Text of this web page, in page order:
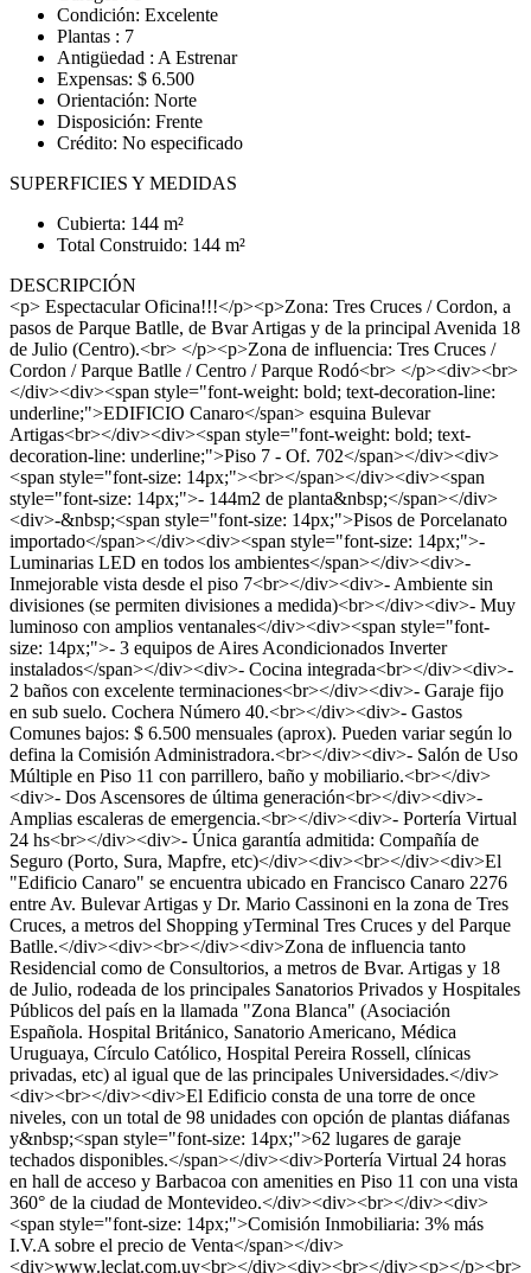
Condición: Excelente
Plantas : 7
Antigüedad : A Estrenar
Expensas: $ 6.500
Orientación: Norte
Disposición: Frente
Crédito: No especificado
SUPERFICIES Y MEDIDAS
Cubierta: 144 m²
Total Construido: 144 m²
DESCRIPCIÓN
<p> Espectacular Oficina!!!</p><p>Zona: Tres Cruces / Cordon, a
pasos de Parque Batlle, de Bvar Artigas y de la principal Avenida 18
de Julio (Centro).<br> </p><p>Zona de influencia: Tres Cruces /
Cordon / Parque Batlle / Centro / Parque Rodó<br> </p><div><br>
</div><div><span style="font-weight: bold; text-decoration-line:
underline;">EDIFICIO Canaro</span> esquina Bulevar
Artigas<br></div><div><span style="font-weight: bold; text-
decoration-line: underline;">Piso 7 - Of. 702</span></div><div>
<span style="font-size: 14px;"><br></span></div><div><span
style="font-size: 14px;">- 144m2 de planta&nbsp;</span></div>
<div>-&nbsp;<span style="font-size: 14px;">Pisos de Porcelanato
importado</span></div><div><span style="font-size: 14px;">-
Luminarias LED en todos los ambientes</span></div><div>-
Inmejorable vista desde el piso 7<br></div><div>- Ambiente sin
divisiones (se permiten divisiones a medida)<br></div><div>- Muy
luminoso con amplios ventanales</div><div><span style="font-
size: 14px;">- 3 equipos de Aires Acondicionados Inverter
instalados</span></div><div>- Cocina integrada<br></div><div>-
2 baños con excelente terminaciones<br></div><div>- Garaje fijo
en sub suelo. Cochera Número 40.<br></div><div>- Gastos
Comunes bajos: $ 6.500 mensuales (aprox). Pueden variar según lo
defina la Comisión Administradora.<br></div><div>- Salón de Uso
Múltiple en Piso 11 con parrillero, baño y mobiliario.<br></div>
<div>- Dos Ascensores de última generación<br></div><div>-
Amplias escaleras de emergencia.<br></div><div>- Portería Virtual
24 hs<br></div><div>- Única garantía admitida: Compañía de
Seguro (Porto, Sura, Mapfre, etc)</div><div><br></div><div>El
"Edificio Canaro" se encuentra ubicado en Francisco Canaro 2276
entre Av. Bulevar Artigas y Dr. Mario Cassinoni en la zona de Tres
Cruces, a metros del Shopping yTerminal Tres Cruces y del Parque
Batlle.</div><div><br></div><div>Zona de influencia tanto
Residencial como de Consultorios, a metros de Bvar. Artigas y 18
de Julio, rodeada de los principales Sanatorios Privados y Hospitales
Públicos del país en la llamada "Zona Blanca" (Asociación
Española. Hospital Británico, Sanatorio Americano, Médica
Uruguaya, Círculo Católico, Hospital Pereira Rossell, clínicas
privadas, etc) al igual que de las principales Universidades.</div>
<div><br></div><div>El Edificio consta de una torre de once
niveles, con un total de 98 unidades con opción de plantas diáfanas
y&nbsp;<span style="font-size: 14px;">62 lugares de garaje
techados disponibles.</span></div><div>Portería Virtual 24 horas
en hall de acceso y Barbacoa con amenities en Piso 11 con una vista
360° de la ciudad de Montevideo.</div><div><br></div><div>
<span style="font-size: 14px;">Comisión Inmobiliaria: 3% más
I.V.A sobre el precio de Venta</span></div>
<div>www.leclat.com.uy<br></div><div><br></div><p></p><br>